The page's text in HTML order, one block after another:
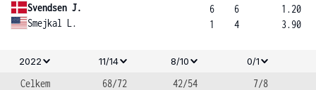
Svendsen J.
Smejkal L.
6
1
6
4
1.20
3.90
2022 11/14 8/10 0/1
Celkem 68/72 42/54 7/8